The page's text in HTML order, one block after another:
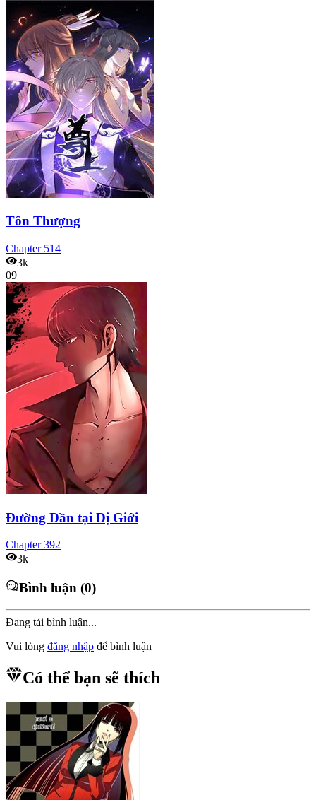
Tôn Thượng
Chapter 514
3k
09
Đường Dần tại Dị Giới
Chapter392
3k
Bình luận (0)
Đang tải bình luận...
Vui lòng đăng nhập để bình luận
Có thể bạn sẽ thích